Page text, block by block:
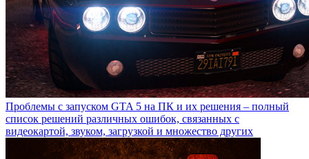
Проблемы с запуском GTA 5 на ПК и их решения – полный
список решений различных ошибок, связанных с
видеокартой, звуком, загрузкой и множество других